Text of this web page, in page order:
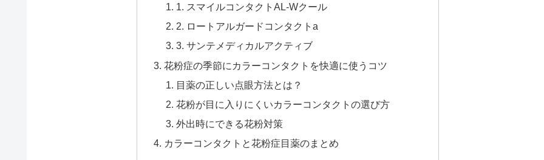
1. スマイルコンタクトAL-Wクール
2. ロートアルガードコンタクトa
3. サンテメディカルアクティブ
花粉症の季節にカラーコンタクトを快適に使うコツ
目薬の正しい点眼方法とは？
花粉が目に入りにくいカラーコンタクトの選び方
外出時にできる花粉対策
カラーコンタクトと花粉症目薬のまとめ